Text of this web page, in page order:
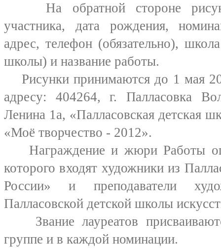
На обратной стороне
участника, дата рождения,
адрес, телефон (обязательно),
школы) и название работы.
Рисунки принимаются до 1 мая
адресу: 404264, г. Палласовка
Ленина 1а, «Палласовская детская
«Моё творчество - 2012».
Награждение и жюри Работы
которого входят художники из
России» и преподаватели
Палласовской детской школы
Звание лауреатов
группе и в каждой номинации.